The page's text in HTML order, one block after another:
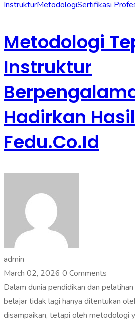
InstrukturMetodologiSertifikasi
Metodologi
Instruktur
Hadirkan
Fedu.co.id
admin
March 02, 2026 0 Comments
Dalam dunia pendidikan dan
belajar tidak lagi hanya ditentukan
disampaikan, tetapi oleh metodologi